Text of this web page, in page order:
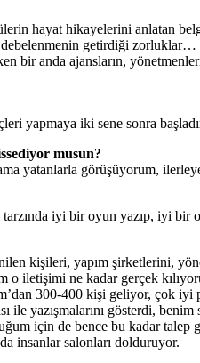
hayat hikayelerini anlatan
debelenmenin getirdiği
anda ajansların,
yapmaya iki sene sonra
musun?
yatanlarla görüşüyorum,
iyi bir oyun yazıp, iyi bir
kişileri, yapım şirketlerini,
ne kadar gerçek
300-400 kişi geliyor, çok
ile yazışmalarını gösterdi,
için de bence bu kadar talep
insanlar salonları dolduruyor.